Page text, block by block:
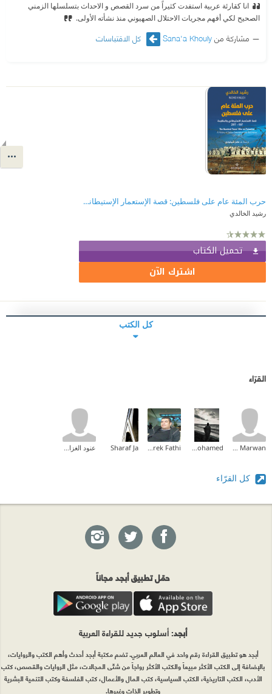
انا كقارئة عربية استفدت كثيراً من سرد القصص و الاحداث بتسلسلها الزمني
الصحيح لكي أفهم مجريات الاحتلال الصهيوني منذ نشأته الأولى.
مشاركة منSana'a Khouly كل الاقتباسات
حرب المئة عام على فلسطين: قصة الإستعمار الإستيطاني والمقاومة 1917 - 2017
رشيد الخالدي
تحميل الكتاب
اشترك الآن
كل الكتب
القرّاء
Sharaf Ja
كل القرّاء
حمّل تطبيق أبجد مجاناً
أبجد: أسلوب جديد للقراءة العربية
أبجد هو تطبيق القراءة رقم واحد في العالم العربي. تضم مكتبة أبجد أحدث وأهم الكتب والروايات،
بالإضافة إلى الكتب الأكثر مبيعاً والكتب الأكثر رواجاً من شتّى المجالات، مثل الروايات والقصص، كتب
الأدب، الكتب التاريخية، الكتب السياسية، كتب المال والأعمال، كتب الفلسفة وكتب التنمية البشرية
وتطوير الذات وغيرها.